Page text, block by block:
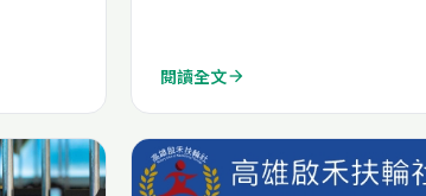
閱讀全文arrow_forward